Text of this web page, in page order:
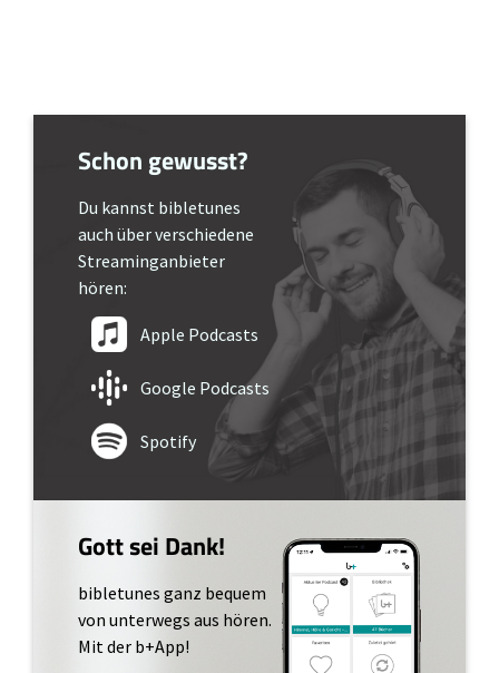
Schon gewusst?
Du kannst bibletunes
auch über verschiedene
Streaminganbieter
hören:
Apple Podcasts
Google Podcasts
Spotify
Gott sei Dank!
bibletunes ganz bequem
von unterwegs aus hören.
Mit der b+App!